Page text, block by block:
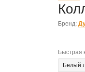
Бренд:
Быстрая